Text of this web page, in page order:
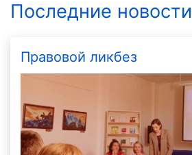
Последние новости
Правовой ликбез